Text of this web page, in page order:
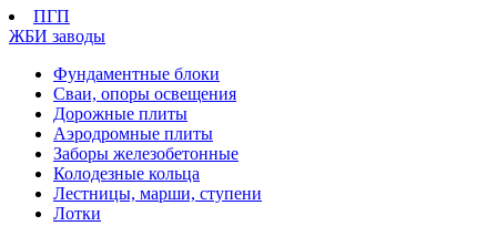
ПГП
ЖБИ заводы
Фундаментные блоки
Сваи, опоры освещения
Дорожные плиты
Аэродромные плиты
Заборы железобетонные
Колодезные кольца
Лестницы, марши, ступени
Лотки